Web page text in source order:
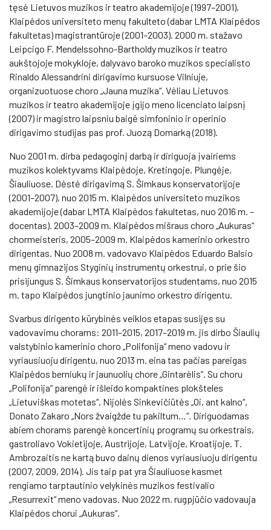
tęsė Lietuvos muzikos ir teatro akademijoje (1997–2001),
Klaipėdos universiteto menų fakulteto (dabar LMTA Klaipėdos
fakultetas) magistrantūroje (2001–2003). 2000 m. stažavo
Leipcigo F. Mendelssohno-Bartholdy muzikos ir teatro
aukštojoje mokykloje, dalyvavo baroko muzikos specialisto
Rinaldo Alessandrini dirigavimo kursuose Vilniuje,
organizuotuose choro „Jauna muzika“. Vėliau Lietuvos
muzikos ir teatro akademijoje įgijo meno licenciato laipsnį
(2007) ir magistro laipsniu baigė simfoninio ir operinio
dirigavimo studijas pas prof. Juozą Domarką (2018).
Nuo 2001 m. dirba pedagoginį darbą ir diriguoja įvairiems
muzikos kolektyvams Klaipėdoje, Kretingoje, Plungėje,
Šiauliuose. Dėstė dirigavimą S. Šimkaus konservatorijoje
(2001–2007), nuo 2015 m. Klaipėdos universiteto muzikos
akademijoje (dabar LMTA Klaipėdos fakultetas, nuo 2016 m. –
docentas). 2003–2009 m. Klaipėdos mišraus choro „Aukuras“
chormeisteris, 2005–2009 m. Klaipėdos kamerinio orkestro
dirigentas. Nuo 2008 m. vadovavo Klaipėdos Eduardo Balsio
menų gimnazijos Styginių instrumentų orkestrui, o prie šio
prisijungus S. Šimkaus konservatorijos studentams, nuo 2015
m. tapo Klaipėdos jungtinio jaunimo orkestro dirigentu.
Svarbus dirigento kūrybinės veiklos etapas susijęs su
vadovavimu chorams: 2011–2015, 2017–2019 m. jis dirbo Šiaulių
valstybinio kamerinio choro „Polifonija“ meno vadovu ir
vyriausiuoju dirigentu, nuo 2013 m. eina tas pačias pareigas
Klaipėdos berniukų ir jaunuolių chore „Gintarėlis“. Su choru
„Polifonija“ parengė ir išleido kompaktines plokšteles
„Lietuviškas motetas“, Nijolės Sinkevičiūtės „Oi, ant kalno“,
Donato Zakaro „Nors žvaigžde tu pakiltum…“. Diriguodamas
abiem chorams parengė koncertinių programų su orkestrais,
gastroliavo Vokietijoje, Austrijoje, Latvijoje, Kroatijoje. T.
Ambrozaitis ne kartą buvo dainų dienos vyriausiuoju dirigentu
(2007, 2009, 2014). Jis taip pat yra Šiauliuose kasmet
rengiamo tarptautinio velykinės muzikos festivalio
„Resurrexit“ meno vadovas. Nuo 2022 m. rugpjūčio vadovauja
Klaipėdos chorui „Aukuras“.